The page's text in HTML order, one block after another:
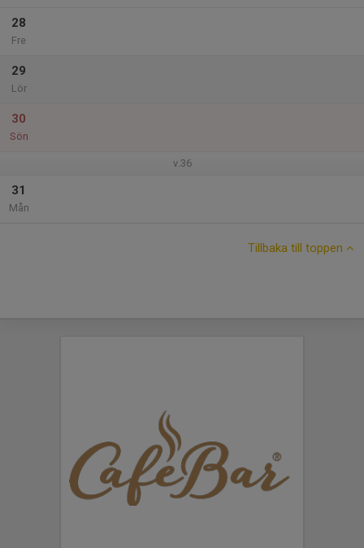
28
Fre
29
Lör
30
Sön
v.36
31
Mån
Tillbaka till toppen